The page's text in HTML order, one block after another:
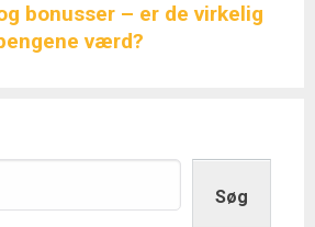
bonusser – er de virkelig
værd?
Søg